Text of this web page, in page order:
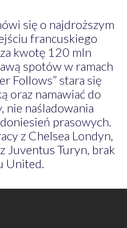
się o najdroższym
francuskiego
kwotę 120 mln
spotów w ramach
Follows” stara się
oraz namawiać do
nie naśladowania
prasowych.
z Chelsea Londyn,
Juventus Turyn, brak
United.